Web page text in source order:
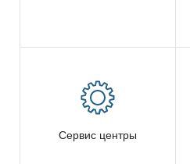
Сервис центры